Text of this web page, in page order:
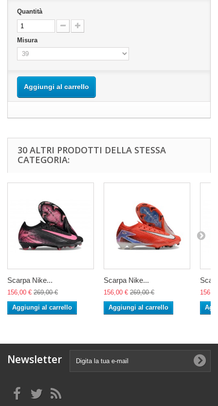
Quantità
Misura
Aggiungi al carrello
30 ALTRI PRODOTTI DELLA STESSA
CATEGORIA:
Scarpa Nike...
156,00 € 269,00 €
Aggiungi al carrello
Scarpa Nike...
156,00 € 269,00 €
Aggiungi al carrello
Newsletter